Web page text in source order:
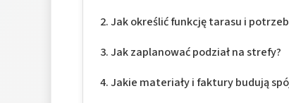
Jak określić funkcję tarasu i
Jak zaplanować podział na strefy?
Jakie materiały i faktury budują